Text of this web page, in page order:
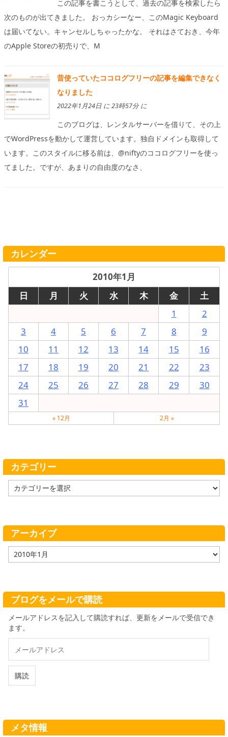
この記事を書こうとして、過去の記事を検索したら
次のものが出てきました。 おっカシーなー、このMagic Keyboard
は届いてない。キャンセルしちゃったかな。 それはさておき、今年
のApple Storeの初売りで、M
昔使っていたココログフリーの記事を編集できなく
なりました
2022年1月24日 に 23時57分 に
このブログは、レンタルサーバーを借りて、その上
でWordPressを動かして運営しています。独自ドメインも取得して
います。このスタイルに移る前は、@niftyのココログフリーを使っ
てました。ですが、あまりの自由度のなさ、
カレンダー
2010年1月
日
月 火 水 木 金
土
1
2
3
4 5 6 7 8
9
10
11 12 13 14 15
16
17
18 19 20 21 22
23
24
25 26 27 28 29
30
31
« 12月 2月 »
カテゴリー
テ
ー
アーカイブ
ア
ー
ブ
ブログをメールで購読
メールアドレスを記入して購読すれば、更新をメールで受信でき
ます。
ル
ド
購読
メタ情報